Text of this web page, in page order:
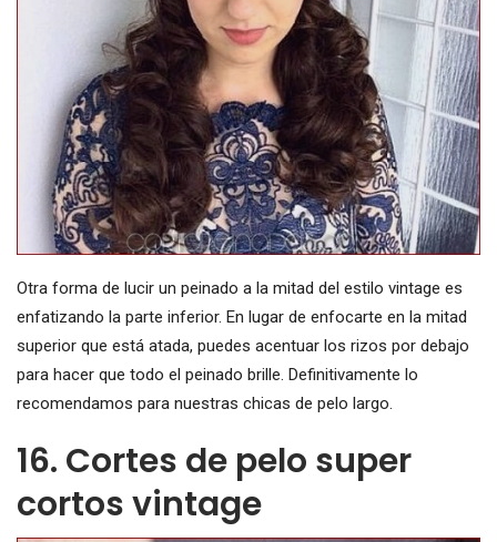
Otra forma de lucir un peinado a la mitad del estilo vintage es
enfatizando la parte inferior. En lugar de enfocarte en la mitad
superior que está atada, puedes acentuar los rizos por debajo
para hacer que todo el peinado brille. Definitivamente lo
recomendamos para nuestras chicas de pelo largo.
16. Cortes de pelo super
cortos vintage